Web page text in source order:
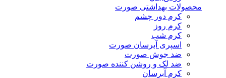
محصولات بهداشتی صورت
کرم دور چشم
کرم روز
کرم شب
اسپری آبرسان صورت
ضد جوش صورت
ضد لک و روشن کننده صورت
کرم آبرسان